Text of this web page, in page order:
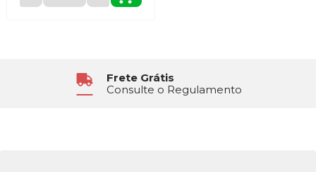
Frete Grátis
Consulte o Regulamento